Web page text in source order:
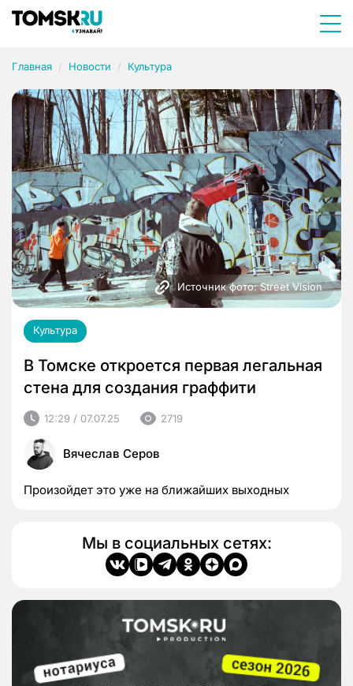
Главная Новости Культура
Источник фото: Street Vision
Культура
В Томске откроется первая легальная
стена для создания граффити
12:29 / 07.07.25 2719
Вячеслав Серов
Произойдет это уже на ближайших выходных
Мы в социальных сетях: